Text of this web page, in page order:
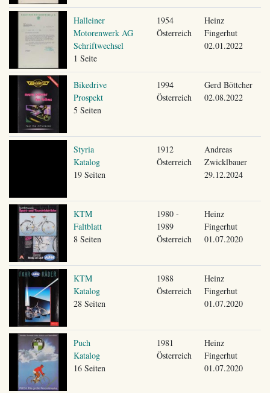
Halleiner
Motorenwerk AG
Schriftwechsel
1 Seite
1954
Österreich
Heinz
Fingerhut
02.01.2022
Bikedrive
Prospekt
5 Seiten
1994
Österreich
Gerd Böttcher
02.08.2022
Styria
Katalog
19 Seiten
1912
Österreich
Andreas
Zwicklbauer
29.12.2024
KTM
Faltblatt
8 Seiten
1980 -
1989
Österreich
Heinz
Fingerhut
01.07.2020
KTM
Katalog
28 Seiten
1988
Österreich
Heinz
Fingerhut
01.07.2020
Puch
Katalog
16 Seiten
1981
Österreich
Heinz
Fingerhut
01.07.2020